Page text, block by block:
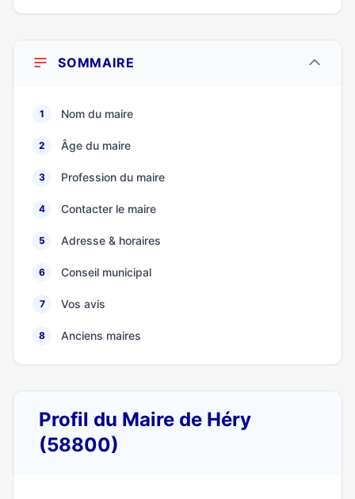
SOMMAIRE
1 Nom du maire
2 Âge du maire
3 Profession du maire
4 Contacter le maire
5 Adresse & horaires
6 Conseil municipal
7 Vos avis
8 Anciens maires
Profil du Maire de Héry
(58800)